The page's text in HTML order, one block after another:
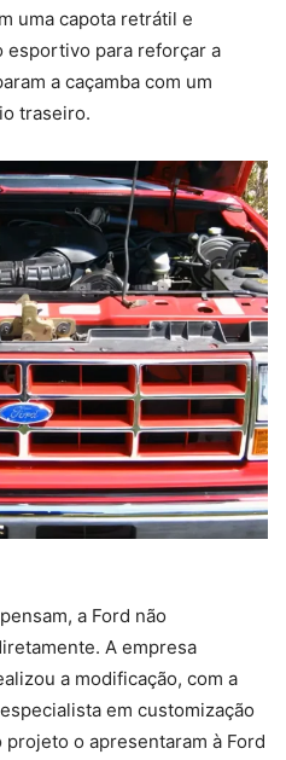
uma capota retrátil e
esportivo para reforçar a
a caçamba com um
traseiro.
a Ford não
A empresa
a modificação, com a
em customização
o apresentaram à Ford